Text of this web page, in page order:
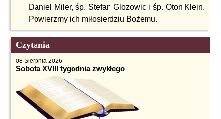
Daniel Miler, śp. Stefan Glozowic i śp. Oton Klein.
Powierzmy ich miłosierdziu Bożemu.
Czytania
08 Sierpnia 2026
Sobota XVIII tygodnia zwykłego